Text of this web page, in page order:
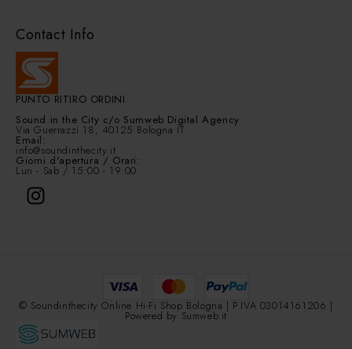
Contact Info
PUNTO RITIRO ORDINI
Sound in the City c/o Sumweb Digital Agency
Via Guerrazzi 18, 40125 Bologna IT
Email:
info@soundinthecity.it
Giorni d'apertura / Orari:
Lun - Sab / 15:00 - 19:00
© Soundinthecity Online Hi-Fi Shop Bologna | P.IVA 03014161206 |
Powered by Sumweb.it